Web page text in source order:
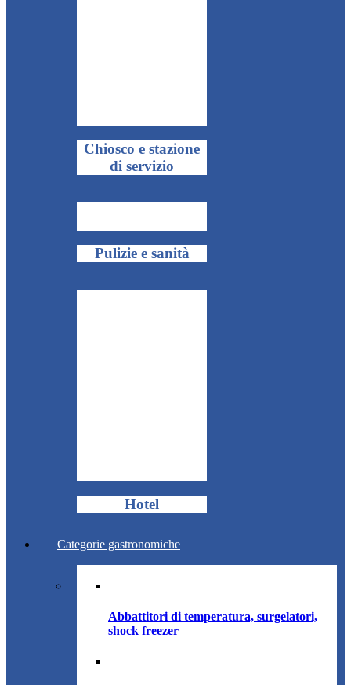
Chiosco e stazione
di servizio
Pulizie e sanità
Hotel
Categorie gastronomiche
Abbattitori di temperatura, surgelatori,
shock freezer